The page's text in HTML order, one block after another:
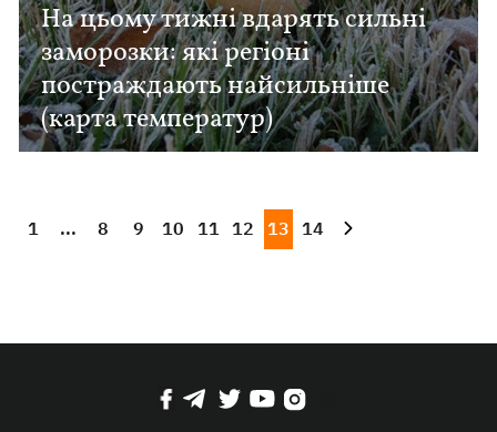
На цьому тижні вдарять сильні
заморозки: які регіоні
постраждають найсильніше
(карта температур)
1 ... 8 9 10 11 12 13 14